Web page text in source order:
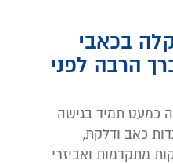
בכאבי
הרבה לפני
כמעט תמיד בגישה
כאב ודלקת,
מתקדמות ואביזרי